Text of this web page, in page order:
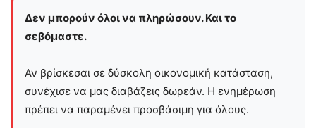
Δεν μπορούν όλοι να πληρώσουν. Και το
σεβόμαστε.
Αν βρίσκεσαι σε δύσκολη οικονομική κατάσταση,
συνέχισε να μας διαβάζεις δωρεάν. Η ενημέρωση
πρέπει να παραμένει προσβάσιμη για όλους.